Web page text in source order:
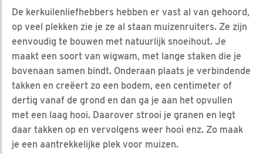
De kerkuilenliefhebbers hebben er vast al van gehoord,
op veel plekken zie je ze al staan muizenruiters. Ze zijn
eenvoudig te bouwen met natuurlijk snoeihout. Je
maakt een soort van wigwam, met lange staken die je
bovenaan samen bindt. Onderaan plaats je verbindende
takken en creëert zo een bodem, een centimeter of
dertig vanaf de grond en dan ga je aan het opvullen
met een laag hooi. Daarover strooi je granen en legt
daar takken op en vervolgens weer hooi enz. Zo maak
je een aantrekkelijke plek voor muizen.